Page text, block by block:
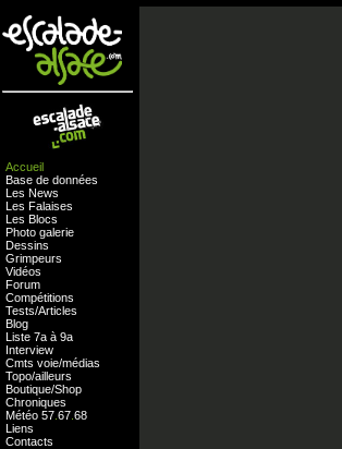
Accueil
Base de données
Les News
Les Falaises
Les Blocs
Photo galerie
Dessins
Grimpeurs
Vidéos
Forum
Compétitions
Tests/Articles
Blog
Liste 7a à 9a
Interview
Cmts voie/médias
Topo/ailleurs
Boutique/Shop
Chroniques
Météo 57 67 68
Liens
Contacts